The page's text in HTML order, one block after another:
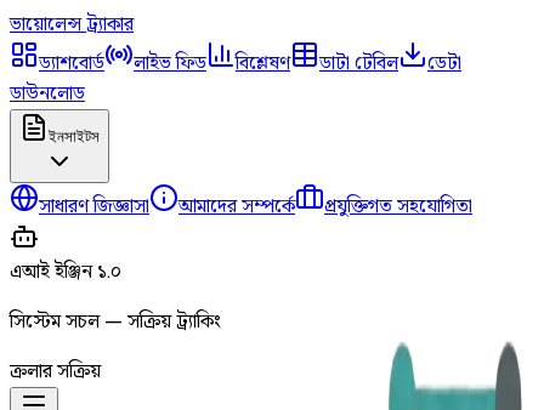
ভায়োলেন্সট্র্যাকার
ড্যাশবোর্ড
লাইভ ফিড বিশ্লেষণ ডাটা টেবিল
ডেটা
ডাউনলোড
ইনসাইটস
সাধারণ জিজ্ঞাসা আমাদের সম্পর্কে প্রযুক্তিগত সহযোগিতা
এআই ইঞ্জিন ১.০
সিস্টেম সচল — সক্রিয় ট্র্যাকিং
ক্রলার সক্রিয়